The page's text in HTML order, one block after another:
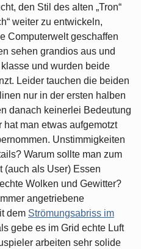
den Stil des alten „Tron“
weiter zu entwickeln,
Computerwelt geschaffen
sehen grandios aus und
und wurden beide
Leider tauchen die beiden
nur in der ersten halben
danach keinerlei Bedeutung
hat man etwas aufgemotzt
Unstimmigkeiten
Warum sollte man zum
(auch als User) Essen
Wolken und Gewitter?
angetriebene
dem Strömungsabriss im
gebe es im Grid echte Luft
arbeiten sehr solide